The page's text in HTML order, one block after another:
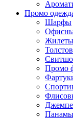
Промо
Шарфы
Жилеты
Промо
Панамы